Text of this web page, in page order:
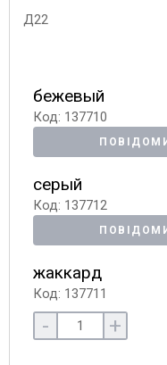
бежевый
Код: 137710
серый
Код: 137712
жаккард
Код: 137711
- +